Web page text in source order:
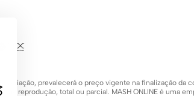
prevalecerá o preço vigente na finalização da
sua reprodução, total ou parcial. MASH ONLINE é uma